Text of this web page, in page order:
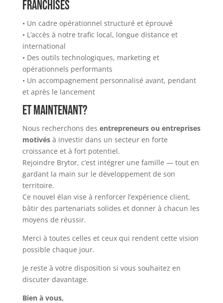
franchisés
• Un cadre opérationnel structuré et éprouvé
• L’accès à notre trafic local, longue distance et
international
• Des outils technologiques, marketing et
opérationnels performants
• Un accompagnement personnalisé avant, pendant
et après le lancement
Et maintenant?
Nous recherchons des entrepreneurs ou entreprises
motivésà investir dans un secteur en forte
croissance et à fort potentiel.
Rejoindre Brytor, c’est intégrer une famille — tout en
gardant la main sur le développement de son
territoire.
Ce nouvel élan vise à renforcer l’expérience client,
bâtir des partenariats solides et donner à chacun les
moyens de réussir.
Merci à toutes celles et ceux qui rendent cette vision
possible chaque jour.
Je reste à votre disposition si vous souhaitez en
discuter davantage.
Bien à vous,